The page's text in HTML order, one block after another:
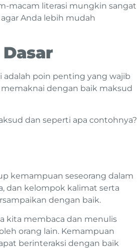
macam literasi mungkin sangat
Anda lebih mudah
adalah poin penting yang wajib
dengan baik maksud
dan seperti apa contohnya?
kemampuan seseorang dalam
dan kelompok kalimat serta
dengan baik.
kita membaca dan menulis
orang lain. Kemampuan
berinteraksi dengan baik